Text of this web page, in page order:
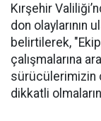
Kırşehir
don olaylarının
belirtilerek,
çalışmalarına
sürücülerimizin
dikkatli